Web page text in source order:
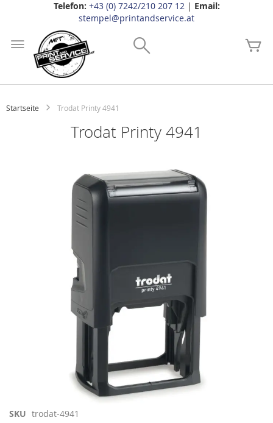
Telefon: +43 (0) 7242/210 207 12| Email:
stempel@printandservice.at
Inhalt
springen
Startseite Trodat Printy 4941
Trodat Printy 4941
Zum
SKU trodat-4941